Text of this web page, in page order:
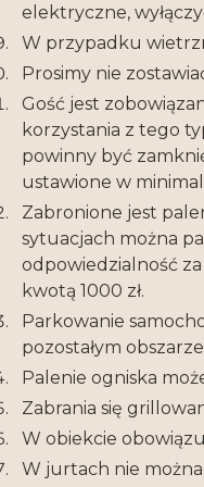
elektryczne,
W przypadku
Prosimy nie
Gość jest
korzystania z tego
powinny być
ustawione w
Zabronione jest
sytuacjach można
odpowiedzialność
kwotą 1000 zł.
Parkowanie
pozostałym
Palenie ogniska
Zabrania się
W obiekcie
W jurtach nie